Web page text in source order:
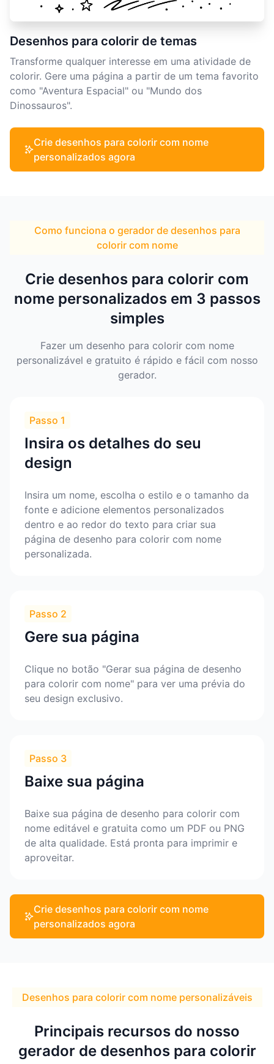
Desenhos para colorir de temas
Transforme qualquer interesse em uma atividade de
colorir. Gere uma página a partir de um tema favorito
como "Aventura Espacial" ou "Mundo dos
Dinossauros".
Crie desenhos para colorir com nome
personalizados agora
Como funciona o gerador de desenhos para
colorir com nome
Crie desenhos para colorir com
nome personalizados em 3 passos
simples
Fazer um desenho para colorir com nome
personalizável e gratuito é rápido e fácil com nosso
gerador.
Passo 1
Insira os detalhes do seu
design
Insira um nome, escolha o estilo e o tamanho da
fonte e adicione elementos personalizados
dentro e ao redor do texto para criar sua
página de desenho para colorir com nome
personalizada.
Passo 2
Gere sua página
Clique no botão "Gerar sua página de desenho
para colorir com nome" para ver uma prévia do
seu design exclusivo.
Passo 3
Baixe sua página
Baixe sua página de desenho para colorir com
nome editável e gratuita como um PDF ou PNG
de alta qualidade. Está pronta para imprimir e
aproveitar.
Crie desenhos para colorir com nome
personalizados agora
Desenhos para colorir com nome personalizáveis
Principais recursos do nosso
gerador de desenhos para colorir